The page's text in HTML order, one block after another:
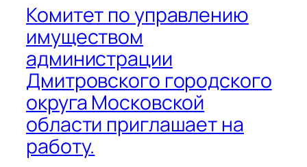
Комитет по управлению
имуществом
администрации
Дмитровского городского
округа Московской
области приглашает на
работу.